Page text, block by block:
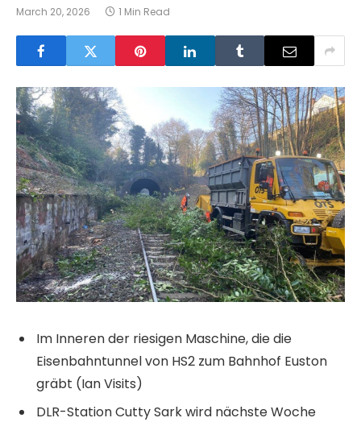
March 20, 2026 1 Min Read
Im Inneren der riesigen Maschine, die die
Eisenbahntunnel von HS2 zum Bahnhof Euston
gräbt (Ian Visits)
DLR-Station Cutty Sark wird nächste Woche